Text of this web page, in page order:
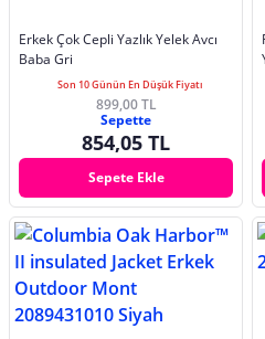
Erkek Çok Cepli Yazlık Yelek Avcı
Baba Gri
Son 10 Günün En Düşük Fiyatı
899,00 TL
Sepette
854,05 TL
Sepete Ekle